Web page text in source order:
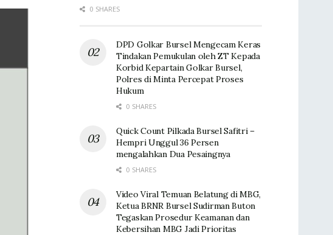
0 SHARES
DPD Golkar Bursel Mengecam Keras
Tindakan Pemukulan oleh ZT Kepada
Korbid Kepartain Golkar Bursel,
Polres di Minta Percepat Proses
Hukum
0 SHARES
Quick Count Pilkada Bursel Safitri –
Hempri Unggul 36 Persen
mengalahkan Dua Pesaingnya
0 SHARES
Video Viral Temuan Belatung di MBG,
Ketua BRNR Bursel Sudirman Buton
Tegaskan Prosedur Keamanan dan
Kebersihan MBG Jadi Prioritas